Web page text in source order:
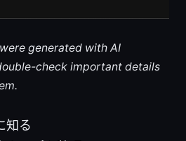
generated with AI
check important details
知る